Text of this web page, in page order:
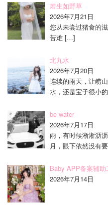
若生如野草
2026年7月21日
您从未尝过猪食的
苦难[…]
北九水
2026年7月20日
连续的雨天，让崂
水，还是宝子很小
be water
2026年7月17日
雨，有时候淅淅沥
月，眼下依然没有
Baby APP备案辅助
2026年7月14日